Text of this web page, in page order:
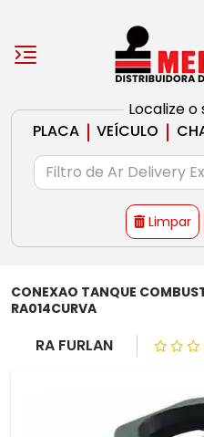
Localize
PLACA | VEÍCULO |
Limpar
CONEXAO TANQUE
RA014CURVA
RA FURLAN